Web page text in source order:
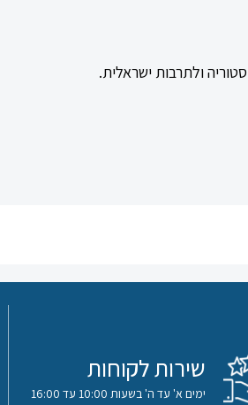
ולתרבות ישראלית.
שירות לקוחות
ימים א' עד ה' בשעות 10:00 עד 16:00